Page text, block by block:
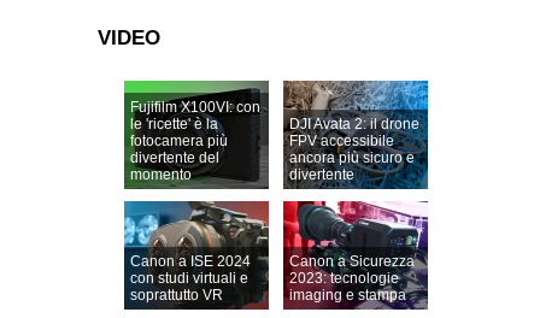
VIDEO
Fujifilm X100VI: con
le 'ricette' è la
fotocamera più
divertente del
momento
DJI Avata 2: il drone
FPV accessibile
ancora più sicuro e
divertente
Canon a ISE 2024
con studi virtuali e
soprattutto VR
Canon a Sicurezza
2023: tecnologie
imaging e stampa